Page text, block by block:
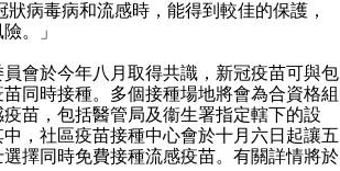
病毒病和流感時，能得到較佳的保護，
。」
於今年八月取得共識，新冠疫苗可與包
同時接種。多個接種場地將會為合資格組
苗，包括醫管局及衞生署指定轄下的設
，社區疫苗接種中心會於十月六日起讓五
擇同時免費接種流感疫苗。有關詳情將於